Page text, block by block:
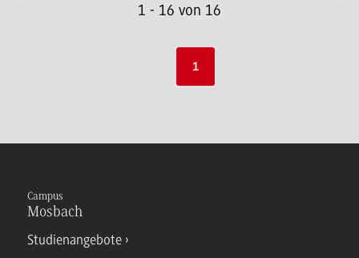
1 - 16 von 16
1
Campus
Mosbach
Studienangebote